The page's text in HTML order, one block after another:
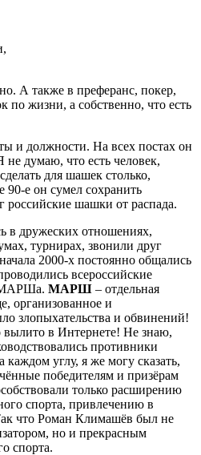
А также в преферанс, покер,
жизни, а собственно, что есть
и должности. На всех постах он
не думаю, что есть человек,
для шашек столько,
90-е он сумел сохранить
российские шашки от распада.
в дружеских отношениях,
турнирах, звонили друг
2000-х постоянно общались
всероссийские
МАРШа. МАРШ – отдельная
организованное и
злопыхательства и обвинений!
вылито в Интернете! Не знаю,
противники
углу, я же могу сказать,
победителям и призёрам
только расширению
спорта, привлечению в
что Роман Климашёв был не
но и прекрасным
спорта.